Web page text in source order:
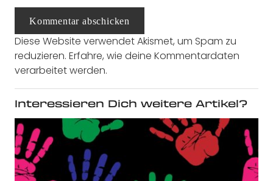
Kommentar abschicken
Diese Website verwendet Akismet, um Spam zu
reduzieren. Erfahre, wie deine Kommentardaten
verarbeitet werden.
Interessieren Dich weitere Artikel?